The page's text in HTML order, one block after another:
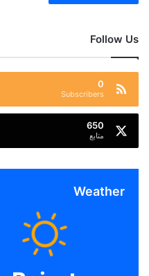
Follow Us
0
Subscribers
650
متابع
Weather